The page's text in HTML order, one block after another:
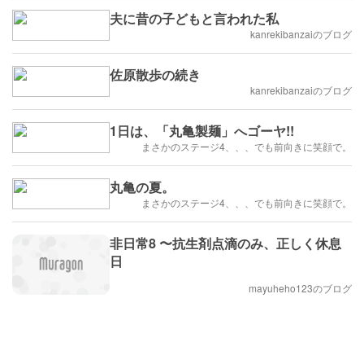
夫に昔の子どもと言われた私
kanrekibanzaiのブログ
佐原散歩の続き
kanrekibanzaiのブログ
1日は、「丸亀製麺」へゴーヤ!!
まさかのステージ4、、、でも前向きに笑顔で。
丸亀の夏。
まさかのステージ4、、、でも前向きに笑顔で。
非日常8 〜抗生剤点滴のみ、正しく休息
日
mayuheho123のブログ